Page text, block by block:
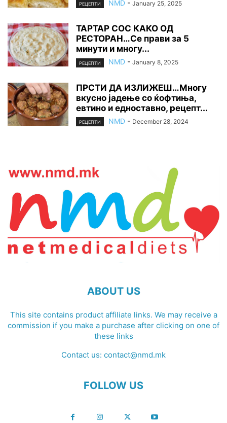
РЕЦЕПТИ NMD - January 25, 2025
ТАРТАР СОС КАКО ОД
РЕСТОРАН…Се прави за 5
минути и многу...
РЕЦЕПТИ NMD - January 8, 2025
ПРСТИ ДА ИЗЛИЖЕШ…Многу
вкусно јадење со ќофтиња,
евтино и едноставно, рецепт...
РЕЦЕПТИ NMD - December 28, 2024
ABOUT US
This site contains product affiliate links. We may receive a
commission if you make a purchase after clicking on one of
these links
Contact us: contact@nmd.mk
FOLLOW US